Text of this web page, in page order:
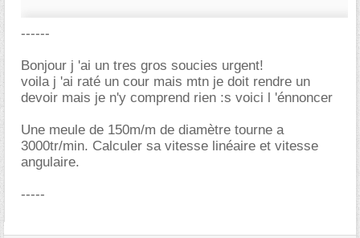
------
Bonjour j 'ai un tres gros soucies urgent!
voila j 'ai raté un cour mais mtn je doit rendre un
devoir mais je n'y comprend rien :s voici l 'énnoncer
Une meule de 150m/m de diamètre tourne a
3000tr/min. Calculer sa vitesse linéaire et vitesse
angulaire.
-----